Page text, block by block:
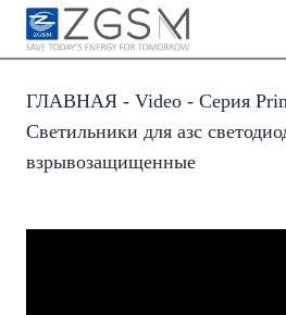
Skip
ГЛАВНАЯ - Video - Серия
Светильники для азс
взрывозащищенные